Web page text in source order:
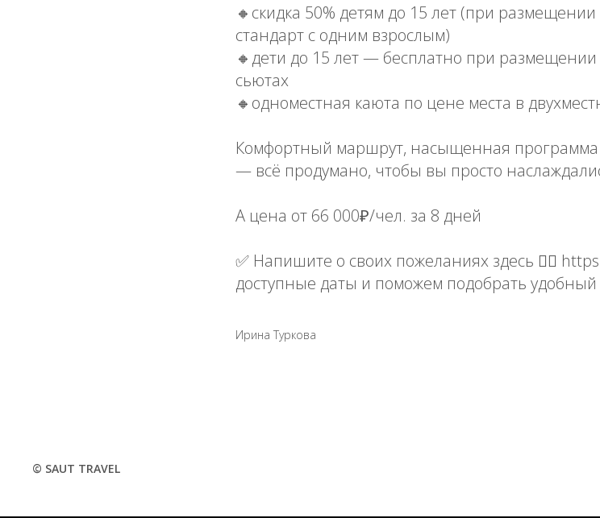
🔸скидка 50% детям до 15 лет (при
стандарт с одним взрослым)
🔸дети до 15 лет — бесплатно при
сьютах
🔸одноместная каюта по цене места в
Комфортный маршрут, насыщенная программа
— всё продумано, чтобы вы просто
А цена от 66 000₽/чел. за 8 дней
✅ Напишите о своих пожеланиях здесь 👉🏼
доступные даты и поможем подобрать удобный
Ирина Туркова
© SAUT TRAVEL